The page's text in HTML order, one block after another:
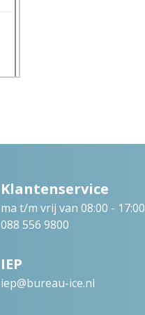
Klantenservice
ma t/m vrij van 08:00 - 17:00
088 556 9800
IEP
iep@bureau-ice.nl